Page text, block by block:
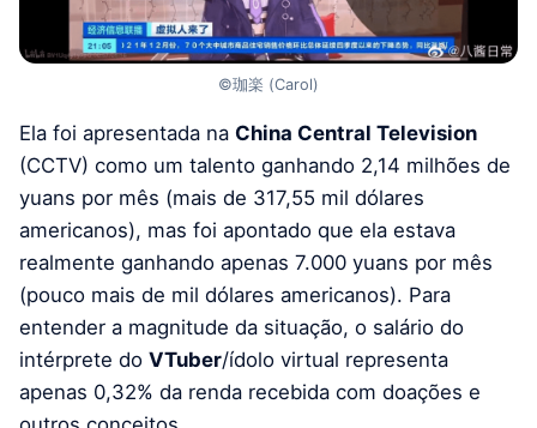
©珈楽 (Carol)
Ela foi apresentada na China Central Television
(CCTV) como um talento ganhando 2,14 milhões de
yuans por mês (mais de 317,55 mil dólares
americanos), mas foi apontado que ela estava
realmente ganhando apenas 7.000 yuans por mês
(pouco mais de mil dólares americanos). Para
entender a magnitude da situação, o salário do
intérprete do VTuber/ídolo virtual representa
apenas 0,32% da renda recebida com doações e